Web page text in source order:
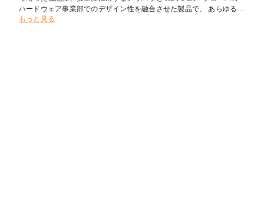
ハードウェア事業部でのデザイン性を融合させた製品で、 あらゆる人
々が集うパブリックスペースに快適な環境をトータルコーディネート
もっと見る